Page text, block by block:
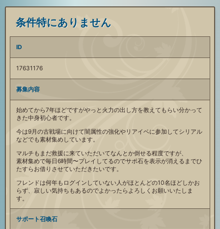
条件特にありません
ID
17631176
募集内容
始めてから7年ほどですがやっと火力の出し方を教えてもらい分かって
きた中身初心者です。
今は9月の古戦場に向けて闇属性の強化やリアイベに参加してシリアル
などでも素材集めしています。
マルチもまだ救援に来ていただいてなんとか倒せる程度ですが、
素材集めで毎日6時間〜プレイしてるのでサポ石を表示が消えるまでひ
たすらお借りさせていただきたいです。
フレンドは何年もログインしていない人がほとんどの10名ほどしかお
らず、寂しい気持ちもあるのでよかったらよろしくお願いいたしま
す。
サポート召喚石